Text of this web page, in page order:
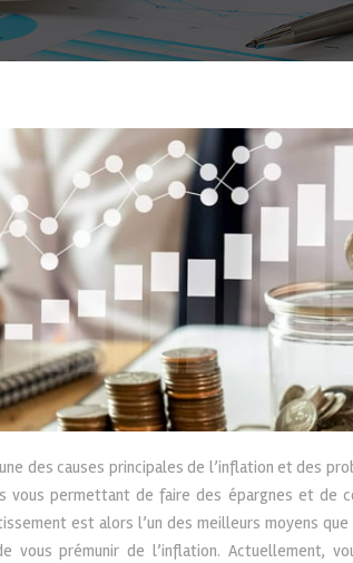
des causes principales de l’inflation et des
permettant de faire des épargnes et de
est alors l’un des meilleurs moyens
prémunir de l’inflation. Actuellement,